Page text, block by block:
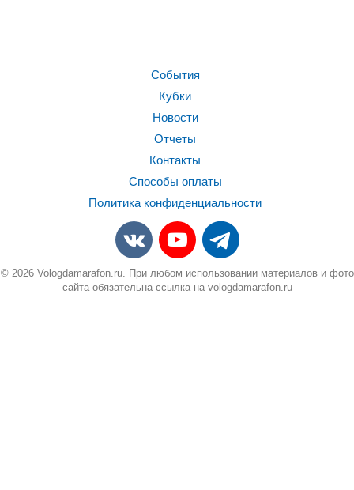
События
Кубки
Новости
Отчеты
Контакты
Способы оплаты
Политика конфиденциальности
© 2026 Vologdamarafon.ru. При любом использовании материалов и фото
сайта обязательна ссылка на vologdamarafon.ru